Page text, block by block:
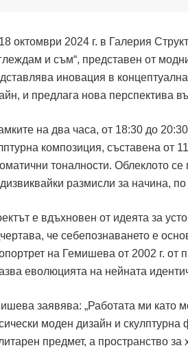
октомври 2024 г. в Галерия
и съм“, представен от
иновация в
и предлага нова перспектива
на два часа, от 18:30 до
композиция, съставена от
тоналности. Облеклото
размисли за начина,
е вдъхновен от идеята за
че себепознаването е
на Гемишева от 2002 г. от
еволюцията на нейната
заявява: „Работата ми като
моден дизайн и
предмет, а пространство